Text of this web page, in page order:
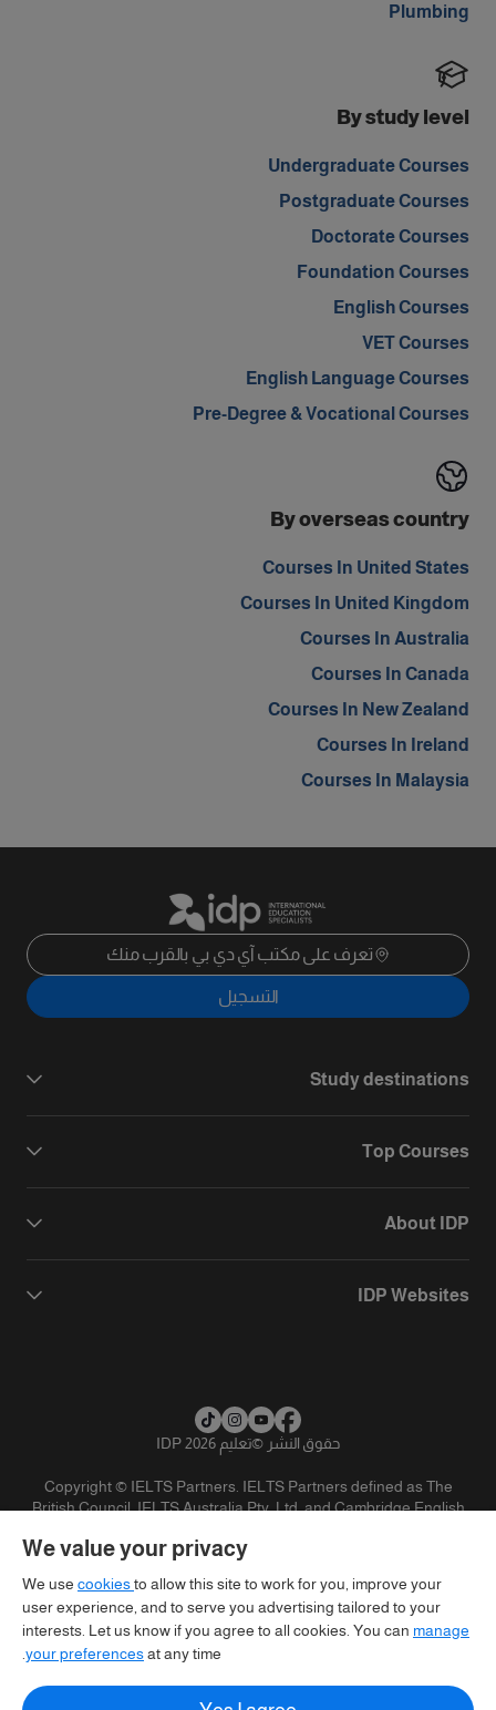
Plumbing
By study level
Undergraduate Courses
Postgraduate Courses
Doctorate Courses
Foundation Courses
English Courses
VET Courses
English Language Courses
Pre-Degree & Vocational Courses
By overseas country
Courses In United States
Courses In United Kingdom
Courses In Australia
Courses In Canada
Courses In New Zealand
Courses In Ireland
Courses In Malaysia
تعرف على مكتب آي دي بي بالقرب منك
التسجيل
Study destinations
Top Courses
About IDP
IDP Websites
حقوق النشر ©تعليم IDP 2026
Copyright © IELTS Partners. IELTS Partners defined as The
British Council, IELTS Australia Pty. Ltd. and Cambridge English
We value your privacy
We use cookiesto allow this site to work for you, improve your
user experience, and to serve you advertising tailored to your
interests. Let us know if you agree to all cookies. You can manage
your preferencesat any time.